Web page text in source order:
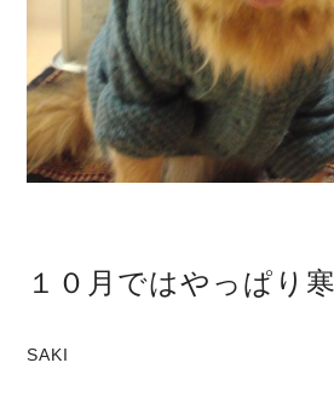
１０月ではやっぱり
SAKI